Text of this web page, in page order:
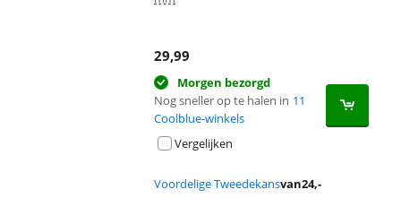
29,99
Morgen bezorgd
Nog sneller op te halen in 11
Coolblue-winkels
Vergelijken
Voordelige Tweedekansvan24,-